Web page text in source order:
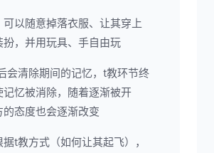
可以随意掉落衣服、让其穿上
扮，并用玩具、手自由玩
会清除期间的记忆，t教环节终
记忆被消除，随着逐渐被开
的态度也会逐渐改变
据t教方式（如何让其起飞），